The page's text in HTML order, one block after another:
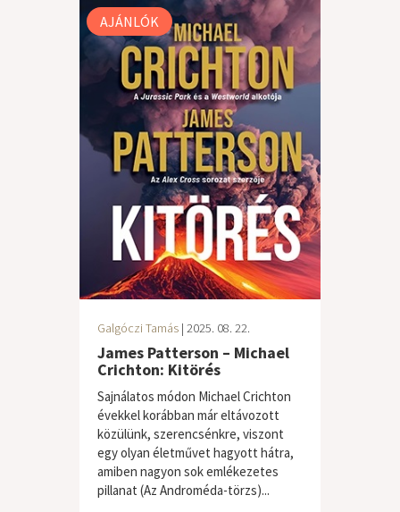
AJÁNLÓK
Galgóczi Tamás | 2025. 08. 22.
James Patterson – Michael
Crichton: Kitörés
Sajnálatos módon Michael Crichton
évekkel korábban már eltávozott
közülünk, szerencsénkre, viszont
egy olyan életművet hagyott hátra,
amiben nagyon sok emlékezetes
pillanat (Az Androméda-törzs)...